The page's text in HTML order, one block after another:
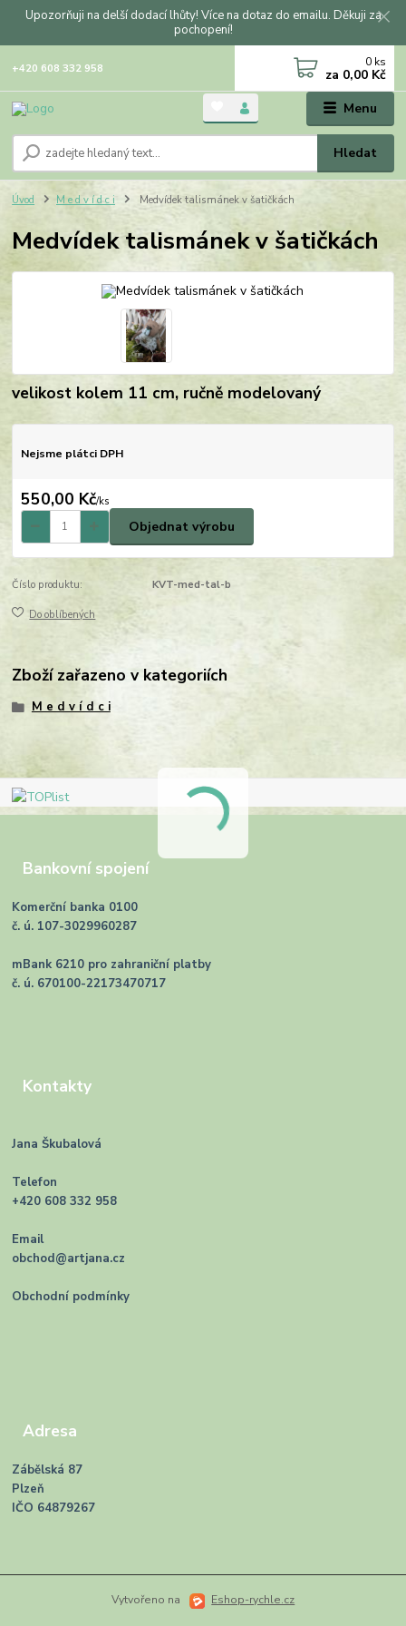
Upozorňuji na delší dodací lhůty! Více na dotaz do emailu. Děkuji za
pochopení!
Menu
Hledat
+420 608 332 958 0 ks
za 0,00 Kč
Úvod M e d v í d c i Medvídek talismánek v šatičkách
Medvídek talismánek v šatičkách
velikost kolem 11 cm, ručně modelovaný
Nejsme plátci DPH
550,00 Kč/ks
Objednat výrobu
Číslo produktu: KVT-med-tal-b
Do oblíbených
Zboží zařazeno v kategoriích
M e d v í d c i
Bankovní spojení
Komerční banka 0100
č. ú. 107-3029960287
mBank 6210 pro zahraniční platby
č. ú. 670100-22173470717
Kontakty
Jana Škubalová
Telefon
+420 608 332 958
Email
obchod@artjana.cz
Obchodní podmínky
Adresa
Zábělská 87
Plzeň
IČO 64879267
Vytvořeno na Eshop-rychle.cz